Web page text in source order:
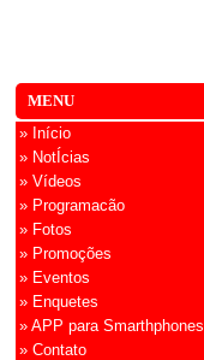
MENU
» Início
» NotÍcias
» Vídeos
» Programacão
» Fotos
» Promoções
» Eventos
» Enquetes
» APP para Smarthphones
» Contato